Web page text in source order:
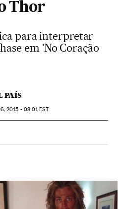
Thor
para interpretar
em 'No Coração
PAÍS
2015 - 08:01EST
Sociales